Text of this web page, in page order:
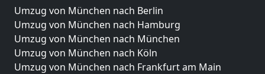
Umzug von München nach Berlin
Umzug von München nach Hamburg
Umzug von München nach München
Umzug von München nach Köln
Umzug von München nach Frankfurt am Main